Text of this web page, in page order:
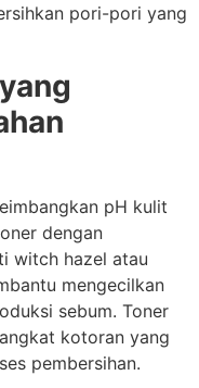
pori-pori yang
pH kulit
dengan
witch hazel atau
mengecilkan
sebum. Toner
kotoran yang
pembersihan.